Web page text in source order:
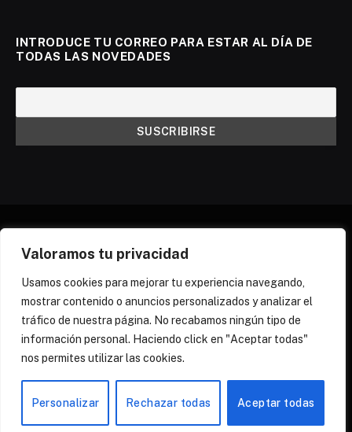
Valoramos tu privacidad
Usamos cookies para mejorar tu experiencia navegando,
mostrar contenido o anuncios personalizados y analizar el
tráfico de nuestra página. No recabamos ningún tipo de
información personal. Haciendo click en "Aceptar todas"
nos permites utilizar las cookies.
Personalizar Rechazar todas Aceptar todas
INTRODUCE TU CORREO PARA ESTAR AL DÍA DE
TODAS LAS NOVEDADES
(Twitter)
¿QUIÉNES SOMOS? NEWSLETTER
POLÍTICA DE COOKIES POLÍTICA DE PRIVACIDAD
PREGUNTAS FRECUENTES